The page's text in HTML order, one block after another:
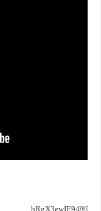
￼bRgX3ewIE94